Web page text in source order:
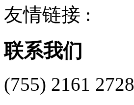
友情链接 :
联系我们
(755) 2161 2728